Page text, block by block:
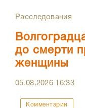
Расследования
до смерти
женщины
05.08.2026 16:33
Комментарии